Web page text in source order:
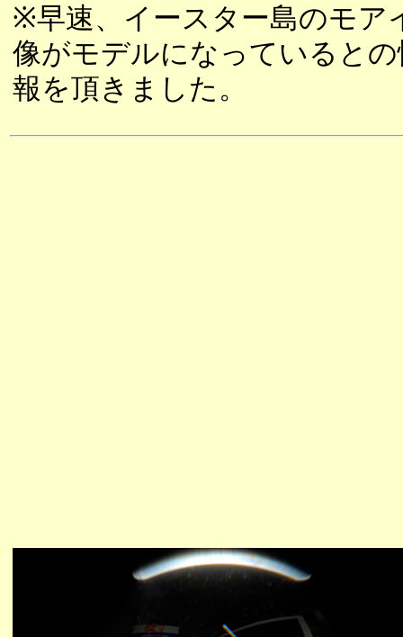
※早速、イースター島のモア
像がモデルになっていると
報を頂きました。